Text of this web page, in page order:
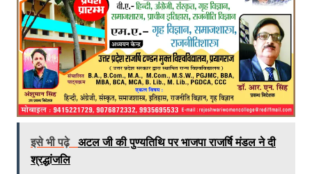
इसे भी पढ़े अटल जी की पुण्यतिथि पर भाजपा राजर्षि मंडल ने दी
श्रद्धांजलि